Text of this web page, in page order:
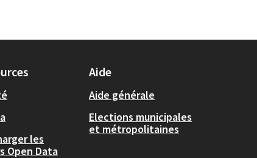
les
Open Data
Aide
Aide générale
Elections municipales
et métropolitaines